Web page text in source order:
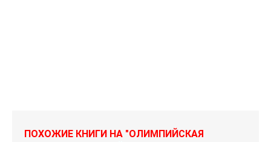
ПОХОЖИЕ КНИГИ НА "ОЛИМПИЙСКАЯ